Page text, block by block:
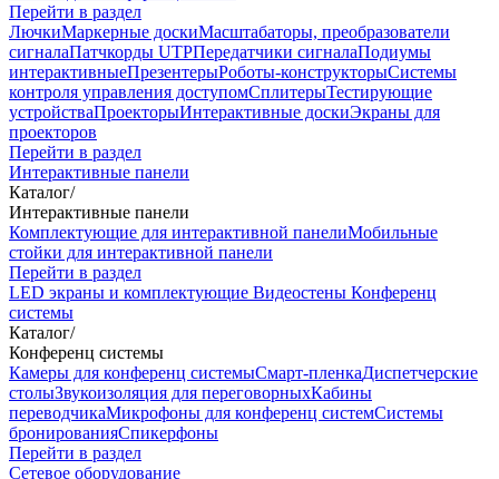
Перейти в раздел
ЛючкиМаркерные доскиМасштабаторы, преобразователи
сигналаПатчкорды UTPПередатчики сигналаПодиумы
интерактивныеПрезентерыРоботы-конструкторыСистемы
контроля управления доступомСплитерыТестирующие
устройстваПроекторыИнтерактивные доскиЭкраны для
проекторов
Перейти в раздел
Интерактивные панели
Каталог/
Интерактивные панели
Комплектующие для интерактивной панелиМобильные
стойки для интерактивной панели
Перейти в раздел
LED экраны и комплектующие Видеостены Конференц
системы
Каталог/
Конференц системы
Камеры для конференц системыCмарт-пленкаДиспетчерские
столыЗвукоизоляция для переговорныхКабины
переводчикаМикрофоны для конференц системСистемы
бронированияСпикерфоны
Перейти в раздел
Сетевое оборудование